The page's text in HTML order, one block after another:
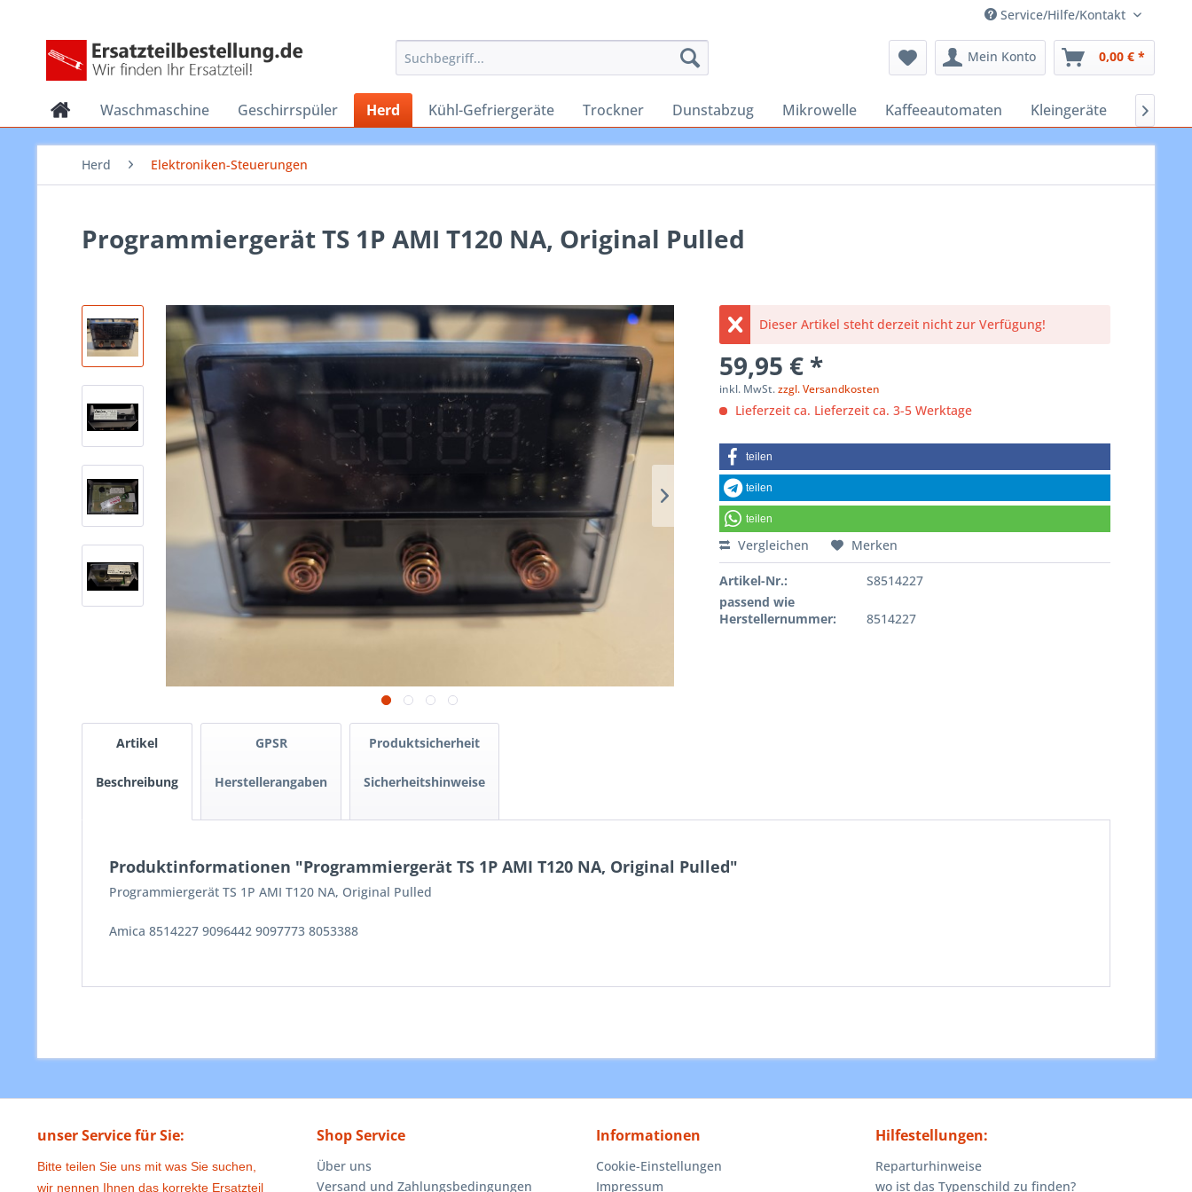
Service/Hilfe/Kontakt
Mein Konto 0,00 € *
Waschmaschine Geschirrspüler Herd Kühl-Gefriergeräte Trockner Dunstabzug Mikrowelle Kaffeeautomaten Kleingeräte 
Herd Elektroniken-Steuerungen
Programmiergerät TS 1P AMI T120 NA, Original Pulled
Dieser Artikel steht derzeit nicht zur Verfügung!
59,95 € *
inkl. MwSt.zzgl. Versandkosten
Lieferzeit ca. Lieferzeit ca. 3-5 Werktage
teilen
teilen
teilen
Vergleichen Merken
Artikel-Nr.:
S8514227
passend wie
Herstellernummer:
8514227
Artikel
Beschreibung
GPSR
Herstellerangaben
Produktsicherheit
Sicherheitshinweise
Produktinformationen "Programmiergerät TS 1P AMI T120 NA, Original Pulled"
Programmiergerät TS 1P AMI T120 NA, Original Pulled
Amica 8514227 9096442 9097773 8053388
unser Service für Sie:
Bitte teilen Sie uns mit was Sie suchen,
wir nennen Ihnen das korrekte Ersatzteil
Shop Service
Über uns
Versand und Zahlungsbedingungen
Informationen
Cookie-Einstellungen
Impressum
Hilfestellungen:
Reparturhinweise
wo ist das Typenschild zu finden?